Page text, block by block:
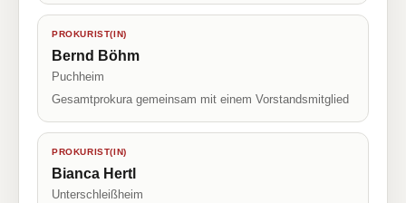
PROKURIST(IN)
Bernd Böhm
Puchheim
Gesamtprokura gemeinsam mit einem Vorstandsmitglied
PROKURIST(IN)
Bianca Hertl
Unterschleißheim